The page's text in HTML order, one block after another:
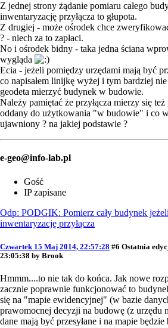
Z jednej strony żądanie pomiaru całego
inwentaryzację przyłącza to głupota.
Z drugiej - może ośrodek chce
? - niech za to zapłaci.
No i ośrodek bidny - taka jedna ściana
wygląda
Ecia - jeżeli pomiędzy urzędami mają być
co napisałem linijkę wyżej i tym bardziej
geodeta mierzyć budynek w budowie.
Należy pamiętać że przyłącza mierzy się
oddany do użytkowania "w budowie" i co
ujawniony ? na jakiej podstawie ?
e-geo@info-lab.pl
Gość
IP zapisane
Odp: PODGIK: Pomierz cały budynek
inwentaryzację przyłącza
Czwartek 15 Maj 2014, 22:57:28 #6 Ostatnia
23:05:38 by Brook
Hmmm....to nie tak do końca. Jak nowe
zacznie poprawnie funkcjonować to
się na "mapie ewidencyjnej" (w bazie
prawomocnej decyzji na budowę (z urzędu
dane mają być przesyłane i na mapie